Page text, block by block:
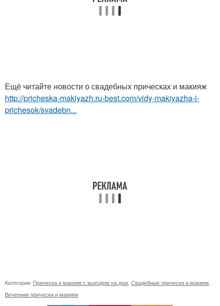
Ещё читайте новости о свадебных прическах и макияж
http://pricheska-makiyazh.ru-best.com/vidy-makiyazha-i-
prichesok/svadebn...
Категории: Прическа и макияж с выездом на дом Свадебные прически и макияж
Вечерние прически и макияж